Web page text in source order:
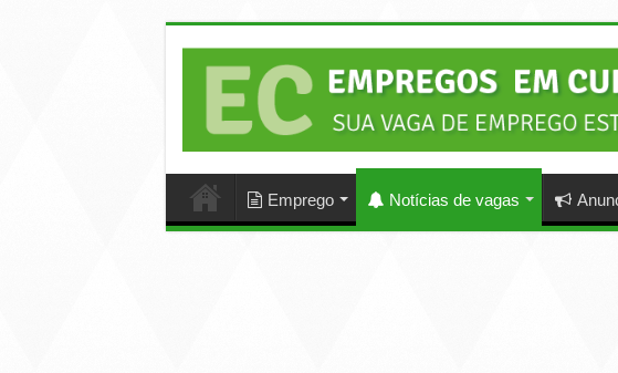
Emprego Notícias de vagas